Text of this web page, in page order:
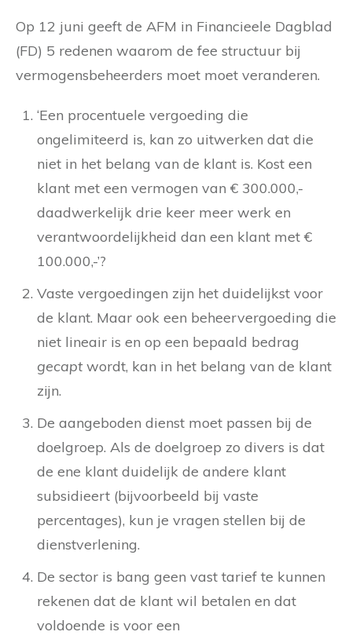
Op 12 juni geeft de AFM in Financieele Dagblad
(FD) 5 redenen waarom de fee structuur bij
vermogensbeheerders moet moet veranderen.
‘Een procentuele vergoeding die
ongelimiteerd is, kan zo uitwerken dat die
niet in het belang van de klant is. Kost een
klant met een vermogen van € 300.000,-
daadwerkelijk drie keer meer werk en
verantwoordelijkheid dan een klant met €
100.000,-’?
Vaste vergoedingen zijn het duidelijkst voor
de klant. Maar ook een beheervergoeding die
niet lineair is en op een bepaald bedrag
gecaptwordt, kan in het belang van de klant
zijn.
De aangeboden dienst moet passen bij de
doelgroep. Als de doelgroep zo divers is dat
de ene klant duidelijk de andere klant
subsidieert (bijvoorbeeld bij vaste
percentages), kun je vragen stellen bij de
dienstverlening.
De sector is bang geen vast tarief te kunnen
rekenen dat de klant wil betalen en dat
voldoende is voor een